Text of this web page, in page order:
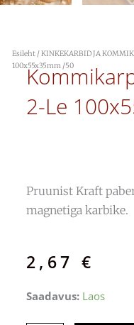
Esileht /KINKEKARBID JA
100x55x35mm /50
2-Le
Pruunist Kraft
magnetiga karbike.
2,67 €
Saadavus: Laos
Kommikarp